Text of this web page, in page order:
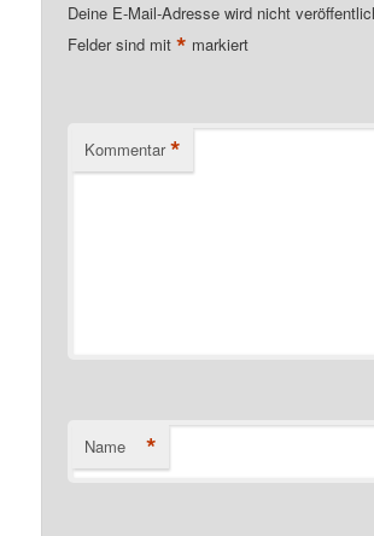
Deine E-Mail-Adresse wird nicht
Felder sind mit* markiert
Kommentar *
Name *